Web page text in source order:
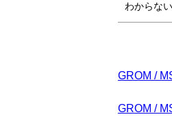
わからない
GROM /
GROM /